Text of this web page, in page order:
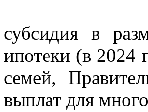
субсидия в
ипотеки (в 2024
семей,
выплат для